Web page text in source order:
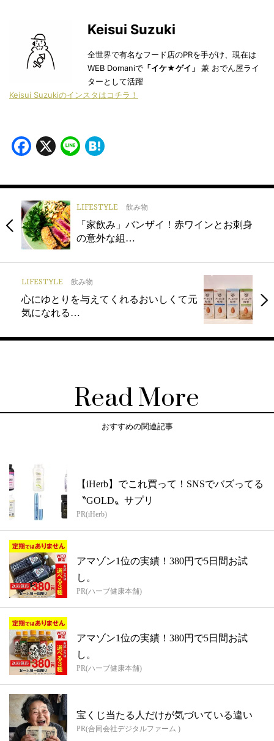
Keisui Suzuki
全世界で有名なフード店のPRを手がけ、現在は
WEB Domaniで 「イケ★ゲイ」 兼 おでん屋ライ
ターとして活躍
Keisui Suzukiのインスタはコチラ！
Facebook
X Line
LIFESTYLE 飲み物
「家飲み」バンザイ！赤ワインとお刺身
の意外な組…
LIFESTYLE 飲み物
心にゆとりを与えてくれるおいしくて元
気になれる…
Read More
おすすめの関連記事
【iHerb】でこれ買って！SNSでバズってる
〝GOLD〟サプリ
PR(iHerb)
アマゾン1位の実績！380円で5日間お試
し。
PR(ハーブ健康本舗)
アマゾン1位の実績！380円で5日間お試
し。
PR(ハーブ健康本舗)
宝くじ当たる人だけが気づいている違い
PR(合同会社デジタルファーム )